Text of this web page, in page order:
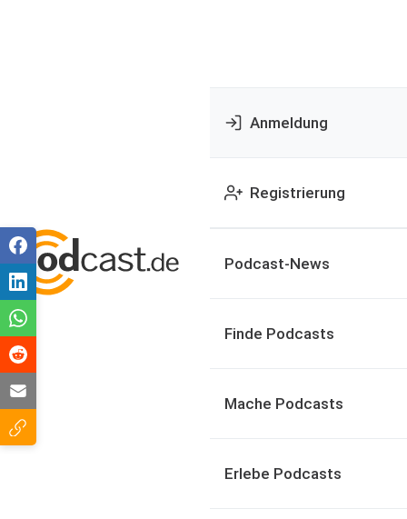
Anmeldung
Registrierung
Podcast-News
Finde Podcasts
Mache Podcasts
Erlebe Podcasts